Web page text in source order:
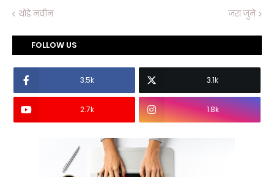
थोडे नवीन जरा जुने
FOLLOW US
3.5k 3.1k
2.7k 1.8k